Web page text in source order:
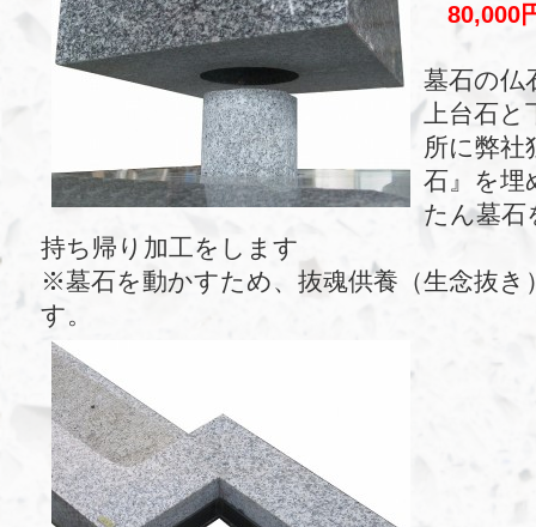
80,000
墓石の仏
上台石と
所に弊社
石』を埋
たん墓石
持ち帰り加工をします
※墓石を動かすため、抜魂供養（生念抜き
す。